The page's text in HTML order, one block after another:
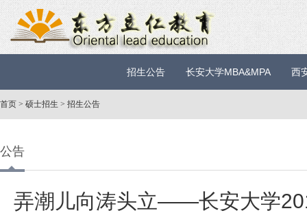
招生公告 长安大学MBA&MPA 西
首页 > 硕士招生 > 招生公告
公告
弄潮儿向涛头立——长安大学